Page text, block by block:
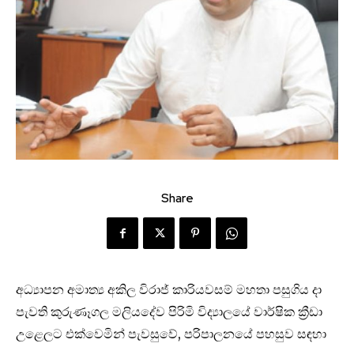
Share
අධ්‍යාපන අමාත්‍ය අකිල විරාජ් කාරියවසම් මහතා පසුගිය දා
පැවති කුරුණෑගල මලියදේව පිරිමි විද්‍යාලයේ වාර්ෂික ක්‍රීඩා
උළෙලට එක්වෙමින් පැවසුවේ, පරිපාලනයේ පහසුව සඳහා